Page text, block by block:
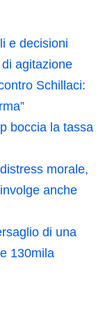
e decisioni
agitazione
Schillaci:
boccia la tassa
morale,
anche
di una
130mila